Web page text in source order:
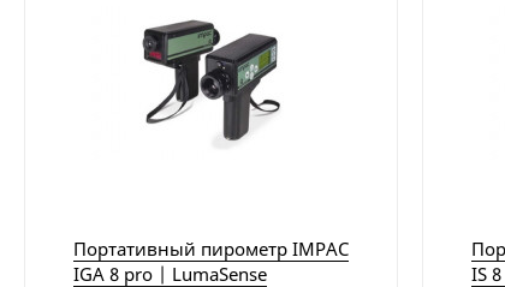
Портативный пирометр IMPAC
IGA 8 pro | LumaSense
IS